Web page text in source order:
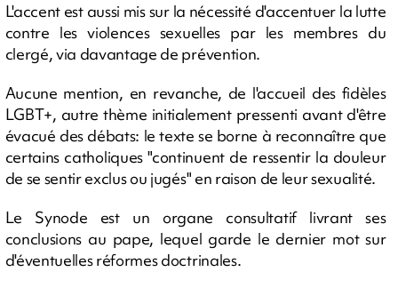
L'accent est aussi mis sur la nécessité d'accentuer la lutte
contre les violences sexuelles par les membres du
clergé, via davantage de prévention.
Aucune mention, en revanche, de l'accueil des fidèles
LGBT+, autre thème initialement pressenti avant d'être
évacué des débats: le texte se borne à reconnaître que
certains catholiques "continuent de ressentir la douleur
de se sentir exclus ou jugés" en raison de leur sexualité.
Le Synode est un organe consultatif livrant ses
conclusions au pape, lequel garde le dernier mot sur
d'éventuelles réformes doctrinales.